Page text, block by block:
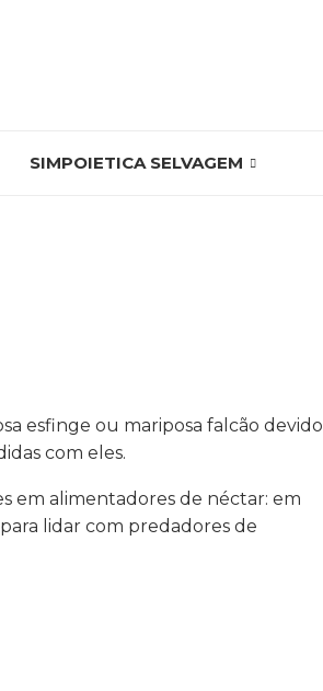
SIMPOIETICA SELVAGEM
esfinge ou mariposa falcão devido
com eles.
em alimentadores de néctar: em
lidar com predadores de